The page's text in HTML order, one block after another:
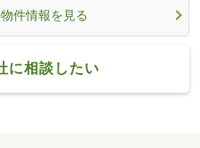
件情報を見る
に相談したい